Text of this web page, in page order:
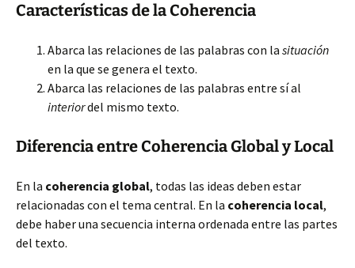
Características de la Coherencia
Abarca las relaciones de las palabras con la situación
en la que se genera el texto.
Abarca las relaciones de las palabras entre sí al
interiordel mismo texto.
Diferencia entre Coherencia Global y Local
En la coherencia global, todas las ideas deben estar
relacionadas con el tema central. En la coherencia local,
debe haber una secuencia interna ordenada entre las partes
del texto.